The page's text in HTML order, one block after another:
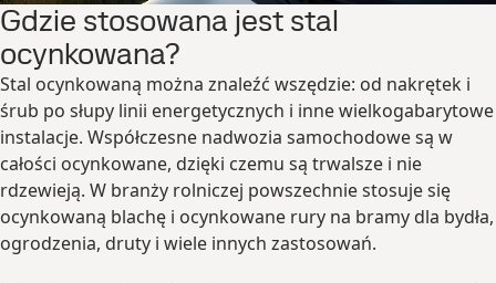
Gdzie stosowana jest stal
ocynkowana?
Stal ocynkowaną można znaleźć wszędzie: od nakrętek i
śrub po słupy linii energetycznych i inne wielkogabarytowe
instalacje. Współczesne nadwozia samochodowe są w
całości ocynkowane, dzięki czemu są trwalsze i nie
rdzewieją. W branży rolniczej powszechnie stosuje się
ocynkowaną blachę i ocynkowane rury na bramy dla bydła,
ogrodzenia, druty i wiele innych zastosowań.